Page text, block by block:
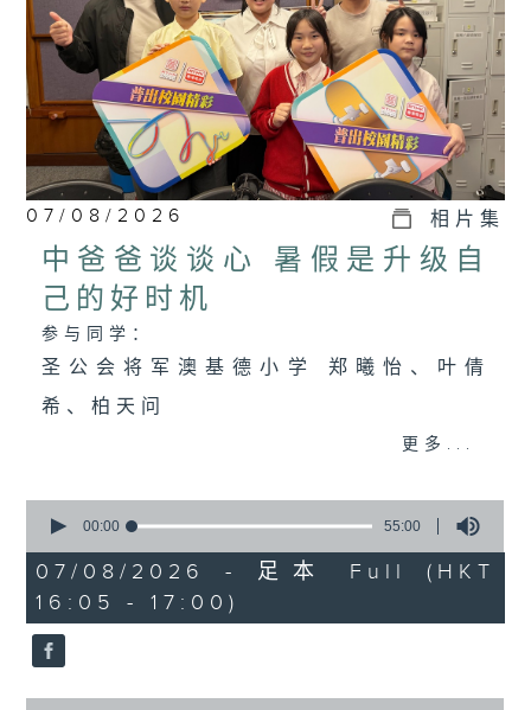
07/08/2026 相片集
中爸爸谈谈心 暑假是升级自
己的好时机
参与同学：
圣公会将军澳基德小学 郑曦怡、叶倩
希、柏天问
主持：中爸爸
主题：饲养宠物，可否提升孩子的责任
感？
嘉宾：辅导心理学家及静观发证导师 陈
更多...
seconds
55
minutes,
0
seconds
00:00 55:00
07/08/2026 - 足本 Full (HKT
16:05 - 17:00)